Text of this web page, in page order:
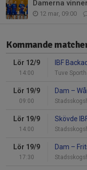
Damerna
12 mar, 09:00
Kommande
Lör 12/9
14:00
IBF
Tuve
Lör 19/9
09:00
Dam –
Lör 19/9
14:00
Skövde
Lör 19/9
17:30
Dam –